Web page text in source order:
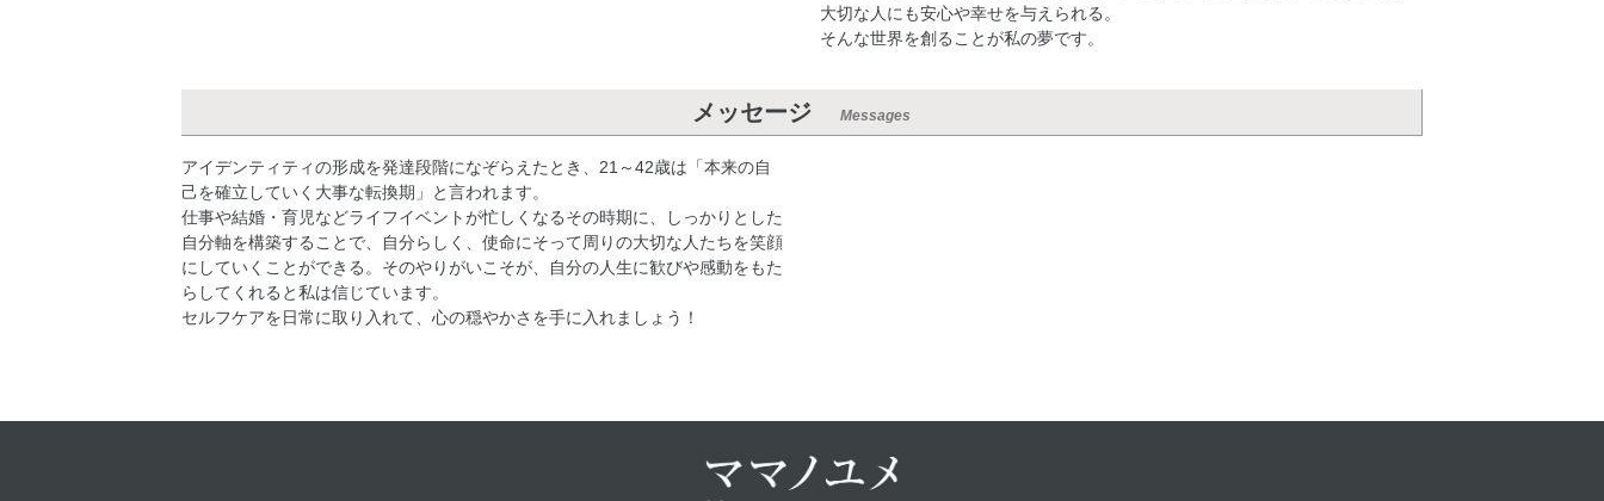
大切な人にも安心や幸せを与えられる。
そんな世界を創ることが私の夢です。
メッセージ Messages
アイデンティティの形成を発達段階になぞらえたとき、21～42歳は「本来の自
己を確立していく大事な転換期」と言われます。
仕事や結婚・育児などライフイベントが忙しくなるその時期に、しっかりとした
自分軸を構築することで、自分らしく、使命にそって周りの大切な人たちを笑顔
にしていくことができる。そのやりがいこそが、自分の人生に歓びや感動をもた
らしてくれると私は信じています。
セルフケアを日常に取り入れて、心の穏やかさを手に入れましょう！